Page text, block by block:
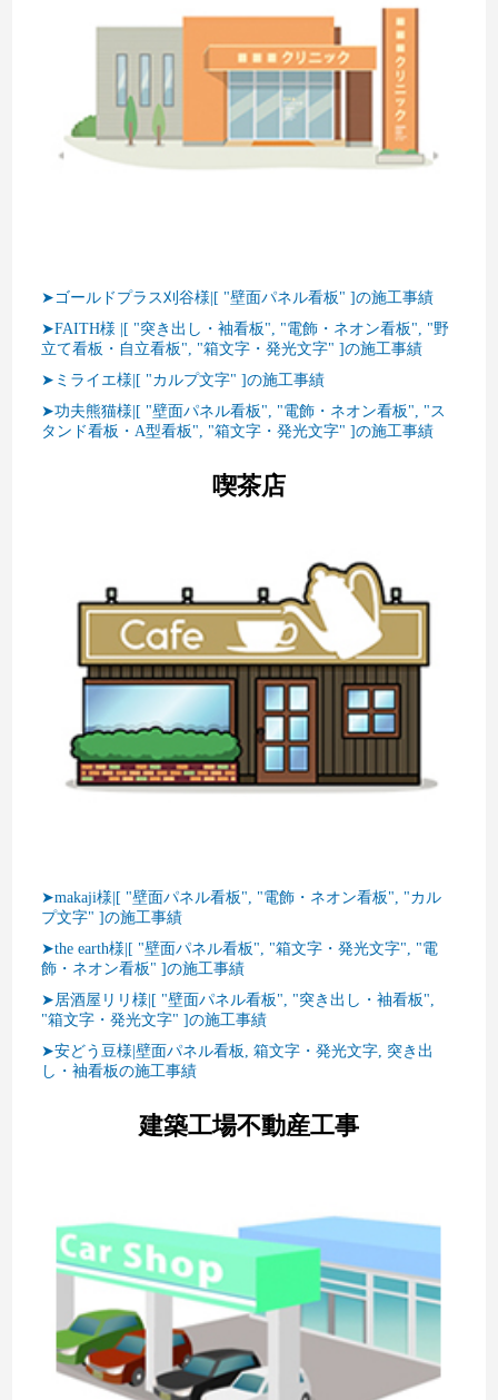
➤ゴールドプラス刈谷様|[ "壁面パネル看板" ]の施工事績
➤FAITH様 |[ "突き出し・袖看板", "電飾・ネオン看板", "野
立て看板・自立看板", "箱文字・発光文字" ]の施工事績
➤ミライエ様|[ "カルプ文字" ]の施工事績
➤功夫熊猫様|[ "壁面パネル看板", "電飾・ネオン看板", "ス
タンド看板・A型看板", "箱文字・発光文字" ]の施工事績
喫茶店
➤makaji様|[ "壁面パネル看板", "電飾・ネオン看板", "カル
プ文字" ]の施工事績
➤the earth様|[ "壁面パネル看板", "箱文字・発光文字", "電
飾・ネオン看板" ]の施工事績
➤居酒屋リリ様|[ "壁面パネル看板", "突き出し・袖看板",
"箱文字・発光文字" ]の施工事績
➤安どう豆様|壁面パネル看板, 箱文字・発光文字, 突き出
し・袖看板の施工事績
建築工場不動産工事